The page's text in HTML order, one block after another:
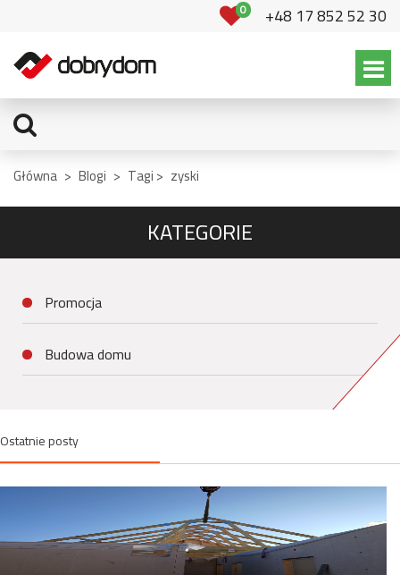
0 +48 17 852 52 30
Główna > Blogi > Tagi > zyski
KATEGORIE
Promocja
Budowa domu
Ostatnie posty